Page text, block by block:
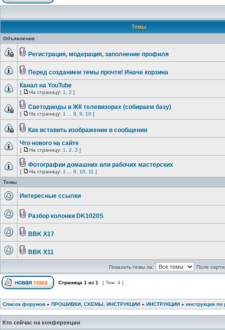
Темы
Объявления
Регистрация, модерация, заполнение профиля
Перед созданием темы прочти! Иначе корзина
Канал на YouTube
[ На страницу: 1 2 ]
Светодиоды в ЖК телевизорах (собираем базу)
[ На страницу: 1 8 9 10 ]
Как вставить изображение в сообщении
Что нового на сайте
[ На страницу: 1 2 3 ]
Фотографии домашних или рабочих мастерских
[ На страницу: 1 9 10 11 ]
Темы
Интересные ссылки
Разбор колонки DK1020S
BBK X17
BBK X11
Показать темы за: Поле
Страница 1 из 1 [ Тем: 4 ]
Список форумов » ПРОШИВКИ, СХЕМЫ, ИНСТРУКЦИИ » ИНСТРУКЦИИ » инструкции по
Кто сейчас на конференции